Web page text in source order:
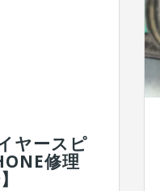
ヤースピ
修理